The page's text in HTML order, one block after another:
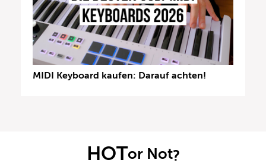
MIDI Keyboard kaufen: Darauf achten!
HOTor Not?